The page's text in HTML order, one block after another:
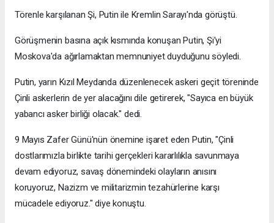
Törenle karşılanan Şi, Putin ile Kremlin Sarayı'nda görüştü.
Görüşmenin basına açık kısmında konuşan Putin, Şi'yi
Moskova'da ağırlamaktan memnuniyet duyduğunu söyledi.
Putin, yarın Kızıl Meydanda düzenlenecek askeri geçit töreninde
Çinli askerlerin de yer alacağını dile getirerek, "Sayıca en büyük
yabancı asker birliği olacak." dedi.
9 Mayıs Zafer Günü'nün önemine işaret eden Putin, "Çinli
dostlarımızla birlikte tarihi gerçekleri kararlılıkla savunmaya
devam ediyoruz, savaş dönemindeki olayların anısını
koruyoruz, Nazizm ve militarizmin tezahürlerine karşı
mücadele ediyoruz." diye konuştu.